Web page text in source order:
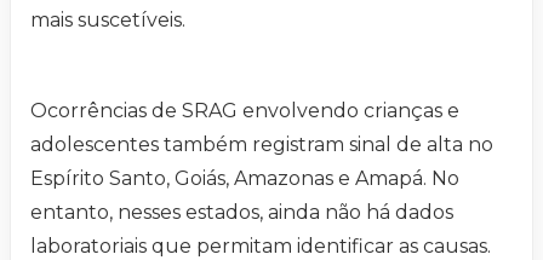
mais suscetíveis.
Ocorrências de SRAG envolvendo crianças e
adolescentes também registram sinal de alta no
Espírito Santo, Goiás, Amazonas e Amapá. No
entanto, nesses estados, ainda não há dados
laboratoriais que permitam identificar as causas.